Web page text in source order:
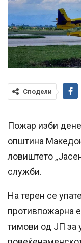
Сподели
Пожар изби
општина
ловиштето
служби.
На терен се
противпожарна
тимови од ЈП за